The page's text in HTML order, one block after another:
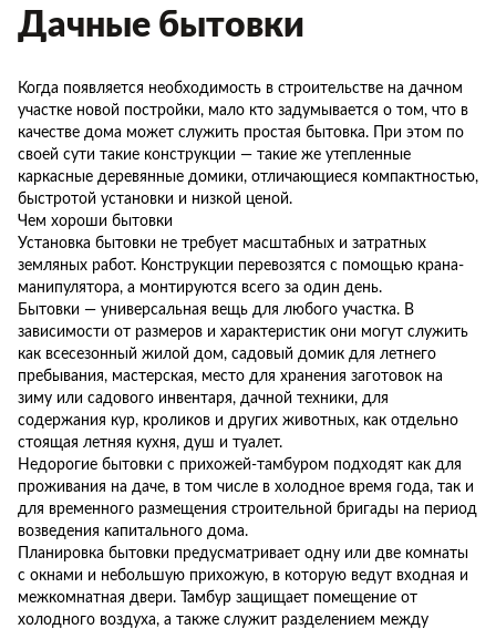
Бытовки на колесах
Двухэтажные бытовки Сборные бытовки
СИП-бытовки
Дачные бытовки
Когда появляется необходимость в строительстве на дачном
участке новой постройки, мало кто задумывается о том, что в
качестве дома может служить простая бытовка. При этом по
своей сути такие конструкции — такие же утепленные
каркасные деревянные домики, отличающиеся компактностью,
быстротой установки и низкой ценой.
Чем хороши бытовки
Установка бытовки не требует масштабных и затратных
земляных работ. Конструкции перевозятся с помощью крана-
манипулятора, а монтируются всего за один день.
Бытовки — универсальная вещь для любого участка. В
зависимости от размеров и характеристик они могут служить
как всесезонный жилой дом, садовый домик для летнего
пребывания, мастерская, место для хранения заготовок на
зиму или садового инвентаря, дачной техники, для
содержания кур, кроликов и других животных, как отдельно
стоящая летняя кухня, душ и туалет.
Недорогие бытовки с прихожей-тамбуром подходят как для
проживания на даче, в том числе в холодное время года, так и
для временного размещения строительной бригады на период
возведения капитального дома.
Планировка бытовки предусматривает одну или две комнаты
с окнами и небольшую прихожую, в которую ведут входная и
межкомнатная двери. Тамбур защищает помещение от
холодного воздуха, а также служит разделением между